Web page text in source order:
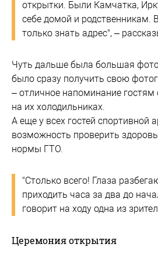
открытки. Были Камчатка,
себе домой и родственникам.
только знать адрес", –
Чуть дальше была большая
было сразу получить свою
– отличное напоминание гостям
на их холодильниках.
А еще у всех гостей спортивной
возможность проверить
нормы ГТО.
"Столько всего! Глаза
приходить часа за два до
говорит на ходу одна из
Церемония открытия